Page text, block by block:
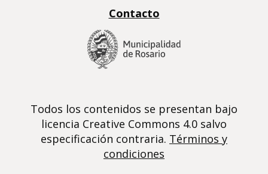
Contacto
Todos los contenidos se presentan bajo
licencia Creative Commons 4.0 salvo
especificación contraria. Términos y
condiciones